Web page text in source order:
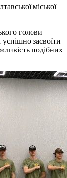
міської
голови
засвоїти
подібних